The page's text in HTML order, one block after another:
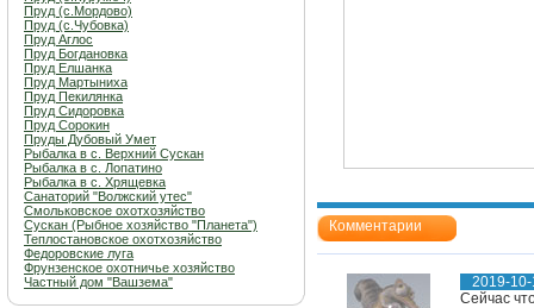
Пруд (с.Мордово)
Пруд (с.Чубовка)
Пруд Аглос
Пруд Богдановка
Пруд Елшанка
Пруд Мартыниха
Пруд Пекилянка
Пруд Сидоровка
Пруд Сорокин
Пруды Дубовый Умет
Рыбалка в с. Верхний Сускан
Рыбалка в с. Лопатино
Рыбалка в с. Хрящевка
Санаторий "Волжский утес"
Смольковское охотхозяйство
Сускан (Рыбное хозяйство "Планета")
Теплостановское охотхозяйство
Федоровские луга
Фрунзенское охотничье хозяйство
Частный дом "Вашзема"
Комментарии
2019-
Сейчас